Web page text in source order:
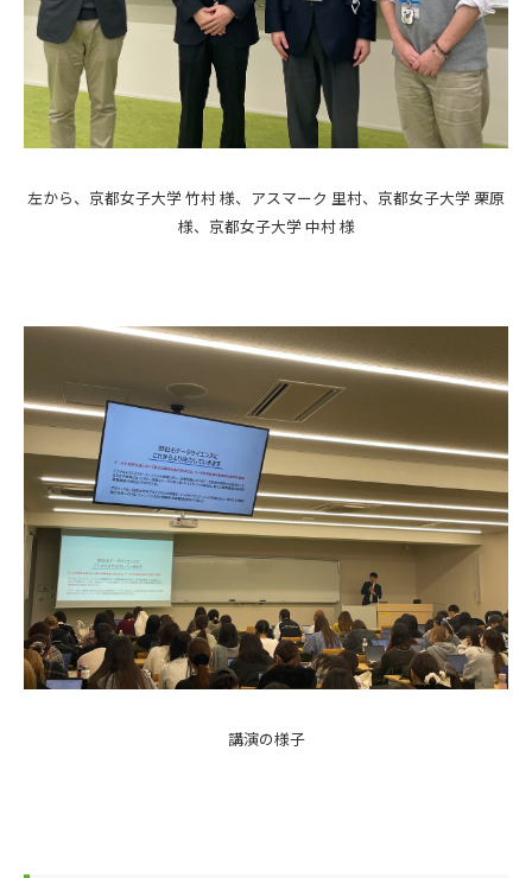
左から、京都女子大学 竹村 様、アスマーク 里村、京都女子大学 栗原
様、京都女子大学 中村 様
講演の様子